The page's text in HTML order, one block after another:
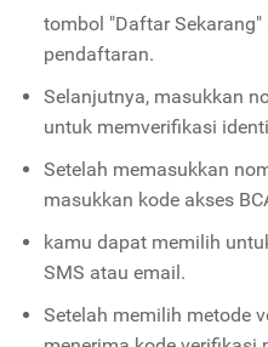
tombol "Daftar
pendaftaran.
Selanjutnya, masukkan
untuk memverifikasi
Setelah memasukkan
masukkan kode akses
kamu dapat memilih
SMS atau email.
Setelah memilih metode